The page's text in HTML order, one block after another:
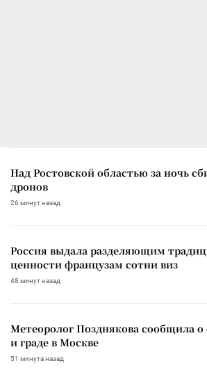
Над Ростовской областью за ночь
дронов
26 минут назад
Россия выдала разделяющим
ценности французам сотни виз
48 минут назад
Метеоролог Позднякова сообщила
и граде в Москве
51 минута назад